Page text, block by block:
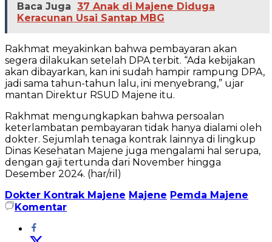
Baca Juga 37 Anak di Majene Diduga
Keracunan Usai Santap MBG
Rakhmat meyakinkan bahwa pembayaran akan
segera dilakukan setelah DPA terbit. “Ada kebijakan
akan dibayarkan, kan ini sudah hampir rampung DPA,
jadi sama tahun-tahun lalu, ini menyebrang,” ujar
mantan Direktur RSUD Majene itu.
Rakhmat mengungkapkan bahwa persoalan
keterlambatan pembayaran tidak hanya dialami oleh
dokter. Sejumlah tenaga kontrak lainnya di lingkup
Dinas Kesehatan Majene juga mengalami hal serupa,
dengan gaji tertunda dari November hingga
Desember 2024. (har/ril)
Dokter Kontrak Majene Majene Pemda Majene
Komentar